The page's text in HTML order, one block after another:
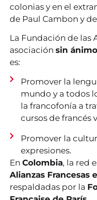
colonias y en el
de Paul Cambon y
La Fundación de las
asociación sin
es:
Promover la
mundo y a todos
la francofonía a
cursos de francés
Promover la
expresiones.
En Colombia, la red
Alianzas Francesas
respaldadas por la